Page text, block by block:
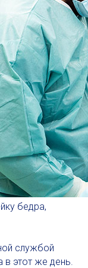
бедра,
службой
в этот же день.